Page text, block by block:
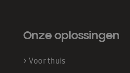
Onze oplossingen
> Voor thuis